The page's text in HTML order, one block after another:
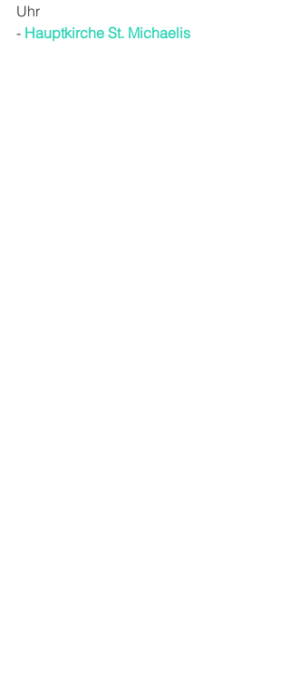
Uhr
- Hauptkirche St. Michaelis